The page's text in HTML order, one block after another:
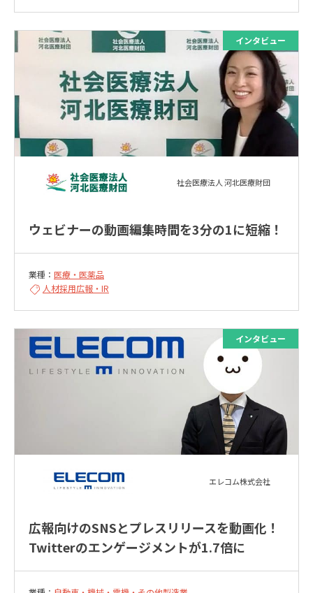
社会医療法人 河北医療財団
ウェビナーの動画編集時間を3分の1に短縮！
業種： 医療・医薬品
人材採用広報・IR
エレコム株式会社
広報向けのSNSとプレスリリースを動画化！
Twitterのエンゲージメントが1.7倍に